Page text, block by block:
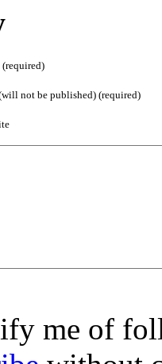
(required)
not be published) (required)
me of